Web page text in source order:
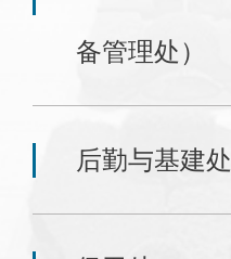
备管理处）
后勤与基建处